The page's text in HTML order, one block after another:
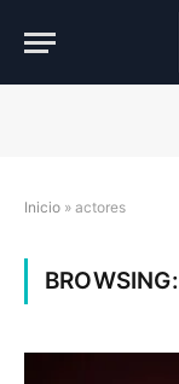
Inicio » actores
BROWSING: